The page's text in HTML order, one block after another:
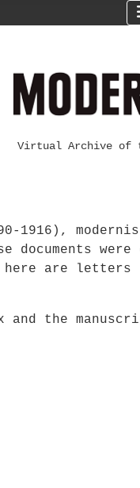
Virtual Archive of
1916),
are letters
and the